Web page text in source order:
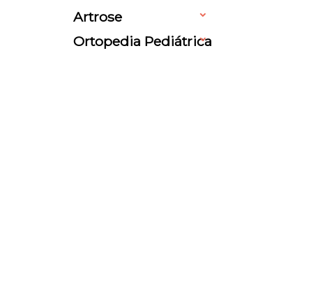
Artrose
Ortopedia Pediátrica